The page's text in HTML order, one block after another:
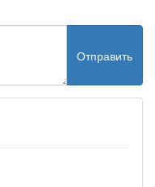
Отправить